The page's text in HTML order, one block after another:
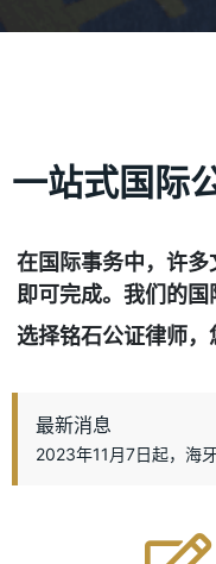
一站式国际
在国际事务中，许多
即可完成。我们的
选择铭石公证律师，
最新消息
2023年11月7日起，海